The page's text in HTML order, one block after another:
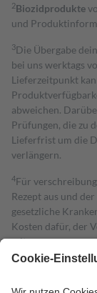
2Biozidprodukte
und
3Die Übergabe
bei uns werktags
Lieferzeitpunkt
abweichen.
Prüfungen, die zu
Lieferfrist um die
verlängern.
4Für
Rezept aus und
gesetzliche
Kosten dafür, der
mit.
Grundsätzlich
höchstens zehn